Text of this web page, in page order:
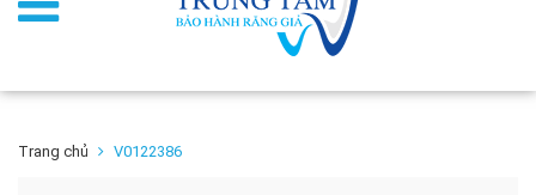
Trang chủ V0122386